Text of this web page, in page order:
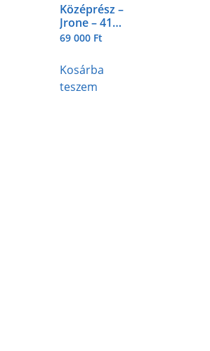
Középrész –
Jrone – 419-
2-3
69 000 Ft
Kosárba
teszem